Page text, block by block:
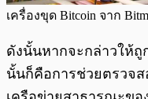
เครื่องขุด Bitcoin จาก
ดังนั้นหากจะกล่าวให้ถู
นั้นก็คือการช่วยตรวจ